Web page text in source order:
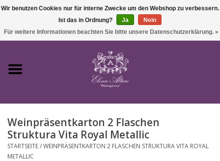
Startseite
Süßwein & Sekt
Präsente
Weinpräsentkarton 2 Flaschen
Struktura Vita Royal Metallic
STARTSEITE/WEINPRÄSENTKARTON 2 FLASCHEN STRUKTURA VITA ROYAL
METALLIC
Wir benutzen Cookies nur für interne Zwecke um den Webshop zu verbessern.
Ist das in Ordnung?
Ja
Nein
Für weitere Informationen beachten Sie bitte unsere Datenschutzerklärung. »